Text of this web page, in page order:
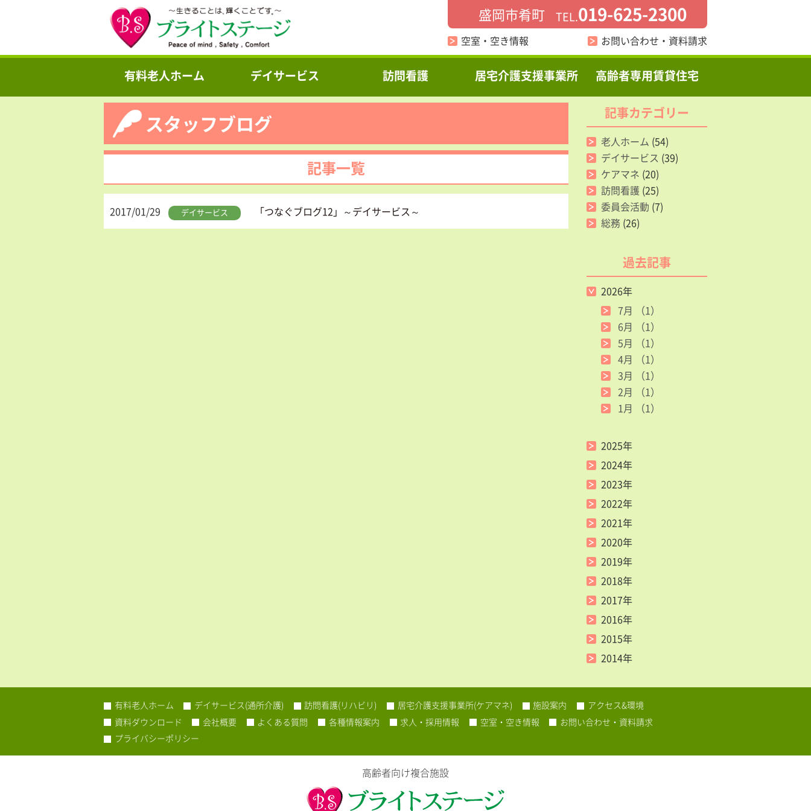
盛岡市肴町 TEL.019-625-2300
空室・空き情報 お問い合わせ・資料請求
有料老人ホーム デイサービス 訪問看護 居宅介護支援事業所 高齢者専用賃貸住宅
スタッフブログ
記事一覧
2017/01/29 デイサービス 「つなぐブログ12」～デイサービス～
記事カテゴリー
老人ホーム (54)
デイサービス (39)
ケアマネ (20)
訪問看護 (25)
委員会活動 (7)
総務 (26)
過去記事
2026年
7月
（1）
6月
（1）
5月
（1）
4月
（1）
3月
（1）
2月
（1）
1月
（1）
2025年
2024年
2023年
2022年
2021年
2020年
2019年
2018年
2017年
2016年
2015年
2014年
有料老人ホーム デイサービス(通所介護) 訪問看護(リハビリ) 居宅介護支援事業所(ケアマネ) 施設案内
アクセス&環境
資料ダウンロード
会社概要 よくある質問 各種情報案内 求人・採用情報 空室・空き情報
お問い合わせ・資料請求
プライバシーポリシー
高齢者向け複合施設